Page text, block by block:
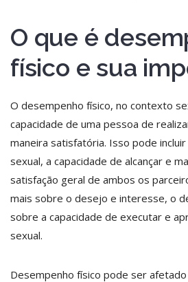
O que é
físico e sua
O desempenho físico, no contexto
capacidade de uma pessoa de
maneira satisfatória. Isso pode
sexual, a capacidade de alcançar e
satisfação geral de ambos os
mais sobre o desejo e interesse, o
sobre a capacidade de executar e
sexual.
Desempenho físico pode ser